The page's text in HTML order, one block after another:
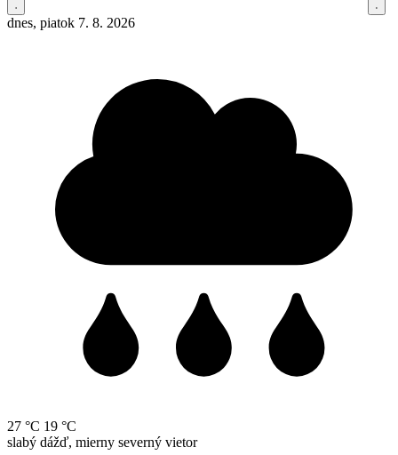
dnes, piatok 7. 8. 2026
27 °C 19 °C
slabý dážď, mierny severný vietor